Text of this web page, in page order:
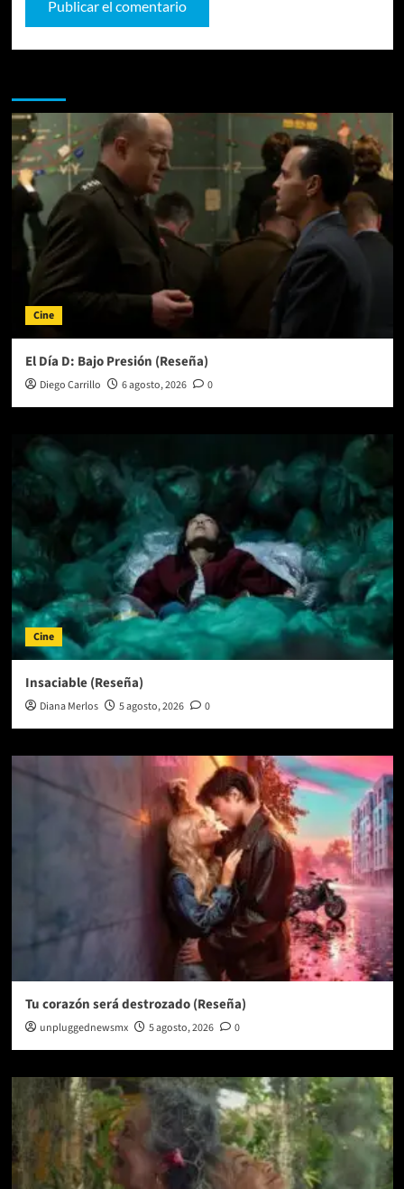
Cine
El Día D: Bajo Presión (Reseña)
Diego Carrillo 6 agosto, 2026 0
Cine
Insaciable (Reseña)
Diana Merlos 5 agosto, 2026 0
Tu corazón será destrozado (Reseña)
unpluggednewsmx 5 agosto, 2026 0